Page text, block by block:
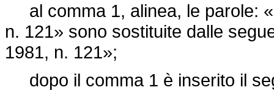
al comma 1, alinea, le parole:
n. 121» sono sostituite dalle
1981, n. 121»;
dopo il comma 1 è inserito il